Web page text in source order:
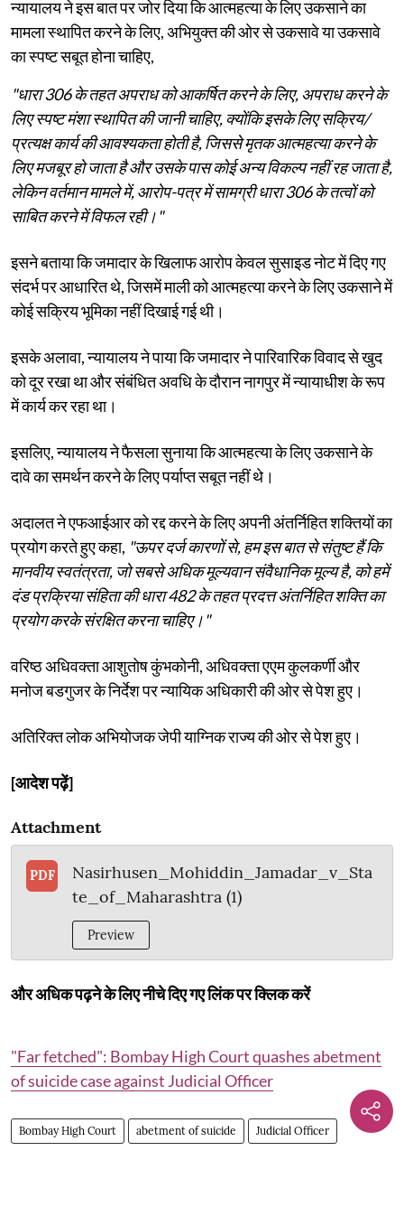
न्यायालय ने इस बात पर जोर दिया कि आत्महत्या के लिए उकसाने का
मामला स्थापित करने के लिए, अभियुक्त की ओर से उकसावे या उकसावे
का स्पष्ट सबूत होना चाहिए,
"धारा 306 के तहत अपराध को आकर्षित करने के लिए, अपराध करने के
लिए स्पष्ट मंशा स्थापित की जानी चाहिए, क्योंकि इसके लिए सक्रिय/
प्रत्यक्ष कार्य की आवश्यकता होती है, जिससे मृतक आत्महत्या करने के
लिए मजबूर हो जाता है और उसके पास कोई अन्य विकल्प नहीं रह जाता है,
लेकिन वर्तमान मामले में, आरोप-पत्र में सामग्री धारा 306 के तत्वों को
साबित करने में विफल रही।"
इसने बताया कि जमादार के खिलाफ आरोप केवल सुसाइड नोट में दिए गए
संदर्भ पर आधारित थे, जिसमें माली को आत्महत्या करने के लिए उकसाने में
कोई सक्रिय भूमिका नहीं दिखाई गई थी।
इसके अलावा, न्यायालय ने पाया कि जमादार ने पारिवारिक विवाद से खुद
को दूर रखा था और संबंधित अवधि के दौरान नागपुर में न्यायाधीश के रूप
में कार्य कर रहा था।
इसलिए, न्यायालय ने फैसला सुनाया कि आत्महत्या के लिए उकसाने के
दावे का समर्थन करने के लिए पर्याप्त सबूत नहीं थे।
अदालत ने एफआईआर को रद्द करने के लिए अपनी अंतर्निहित शक्तियों का
प्रयोग करते हुए कहा, "ऊपर दर्ज कारणों से, हम इस बात से संतुष्ट हैं कि
मानवीय स्वतंत्रता, जो सबसे अधिक मूल्यवान संवैधानिक मूल्य है, को हमें
दंड प्रक्रिया संहिता की धारा 482 के तहत प्रदत्त अंतर्निहित शक्ति का
प्रयोग करके संरक्षित करना चाहिए।"
वरिष्ठ अधिवक्ता आशुतोष कुंभकोनी, अधिवक्ता एएम कुलकर्णी और
मनोज बडगुजर के निर्देश पर न्यायिक अधिकारी की ओर से पेश हुए।
अतिरिक्त लोक अभियोजक जेपी याग्निक राज्य की ओर से पेश हुए।
[आदेश पढ़ें]
Attachment
PDF
Nasirhusen_Mohiddin_Jamadar_v_Sta
te_of_Maharashtra (1)
Preview
और अधिक पढ़ने के लिए नीचे दिए गए लिंक पर क्लिक करें
"Far fetched": Bombay High Court quashes abetment
of suicide case against Judicial Officer
Bombay High Court abetment of suicide Judicial Officer